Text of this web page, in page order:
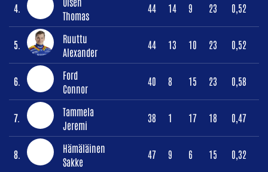
4.
Thomas
44 14 9 23 0,52
5.
Ruuttu
Alexander
44 13 10 23 0,52
6.
Ford
Connor
40 8 15 23 0,58
7.
Tammela
Jeremi
38 1 17 18 0,47
8.
Hämäläinen
Sakke
47 9 6 15 0,32